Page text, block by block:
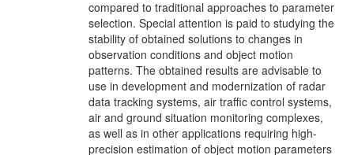
compared to traditional approaches to parameter
selection. Special attention is paid to studying the
stability of obtained solutions to changes in
observation conditions and object motion
patterns. The obtained results are advisable to
use in development and modernization of radar
data tracking systems, air traffic control systems,
air and ground situation monitoring complexes,
as well as in other applications requiring high-
precision estimation of object motion parameters